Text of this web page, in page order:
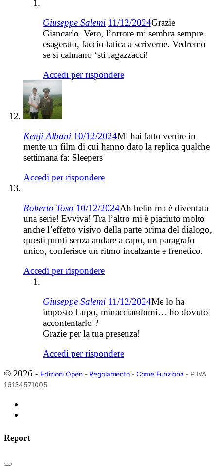
Giuseppe Salemi 11/12/2024Grazie
Giancarlo. Vero, l’orrore mi sembra sempre
esagerato, faccio fatica a scriverne. Vedremo
se si calmano ‘sti ragazzacci!
Accedi per rispondere
Kenji Albani 10/12/2024Mi hai fatto venire in
mente un film di cui hanno dato la replica qualche
settimana fa: Sleepers
Accedi per rispondere
Roberto Toso 10/12/2024Ah belin ma è diventata
una serie! Evviva! Tra l’altro mi è piaciuto molto
anche l’effetto visivo della parte prima del dialogo,
questi punti senza andare a capo, un paragrafo
unico, conferisce un ritmo incalzante e frenetico.
Accedi per rispondere
Giuseppe Salemi 11/12/2024Me lo ha
imposto Lupo, minacciandomi… ho dovuto
accontentarlo ?
Grazie per la tua presenza!
Accedi per rispondere
© 2026 - Edizioni Open- Regolamento- Come Funziona - P.IVA
16134571005
Report